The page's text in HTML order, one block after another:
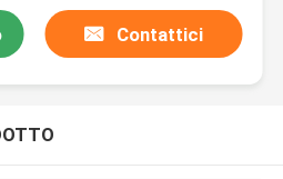
Contattici